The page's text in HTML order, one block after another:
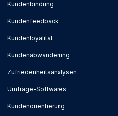
Kundenbindung
Kundenfeedback
Kundenloyalität
Kundenabwanderung
Zufriedenheitsanalysen
Umfrage-Softwares
Kundenorientierung